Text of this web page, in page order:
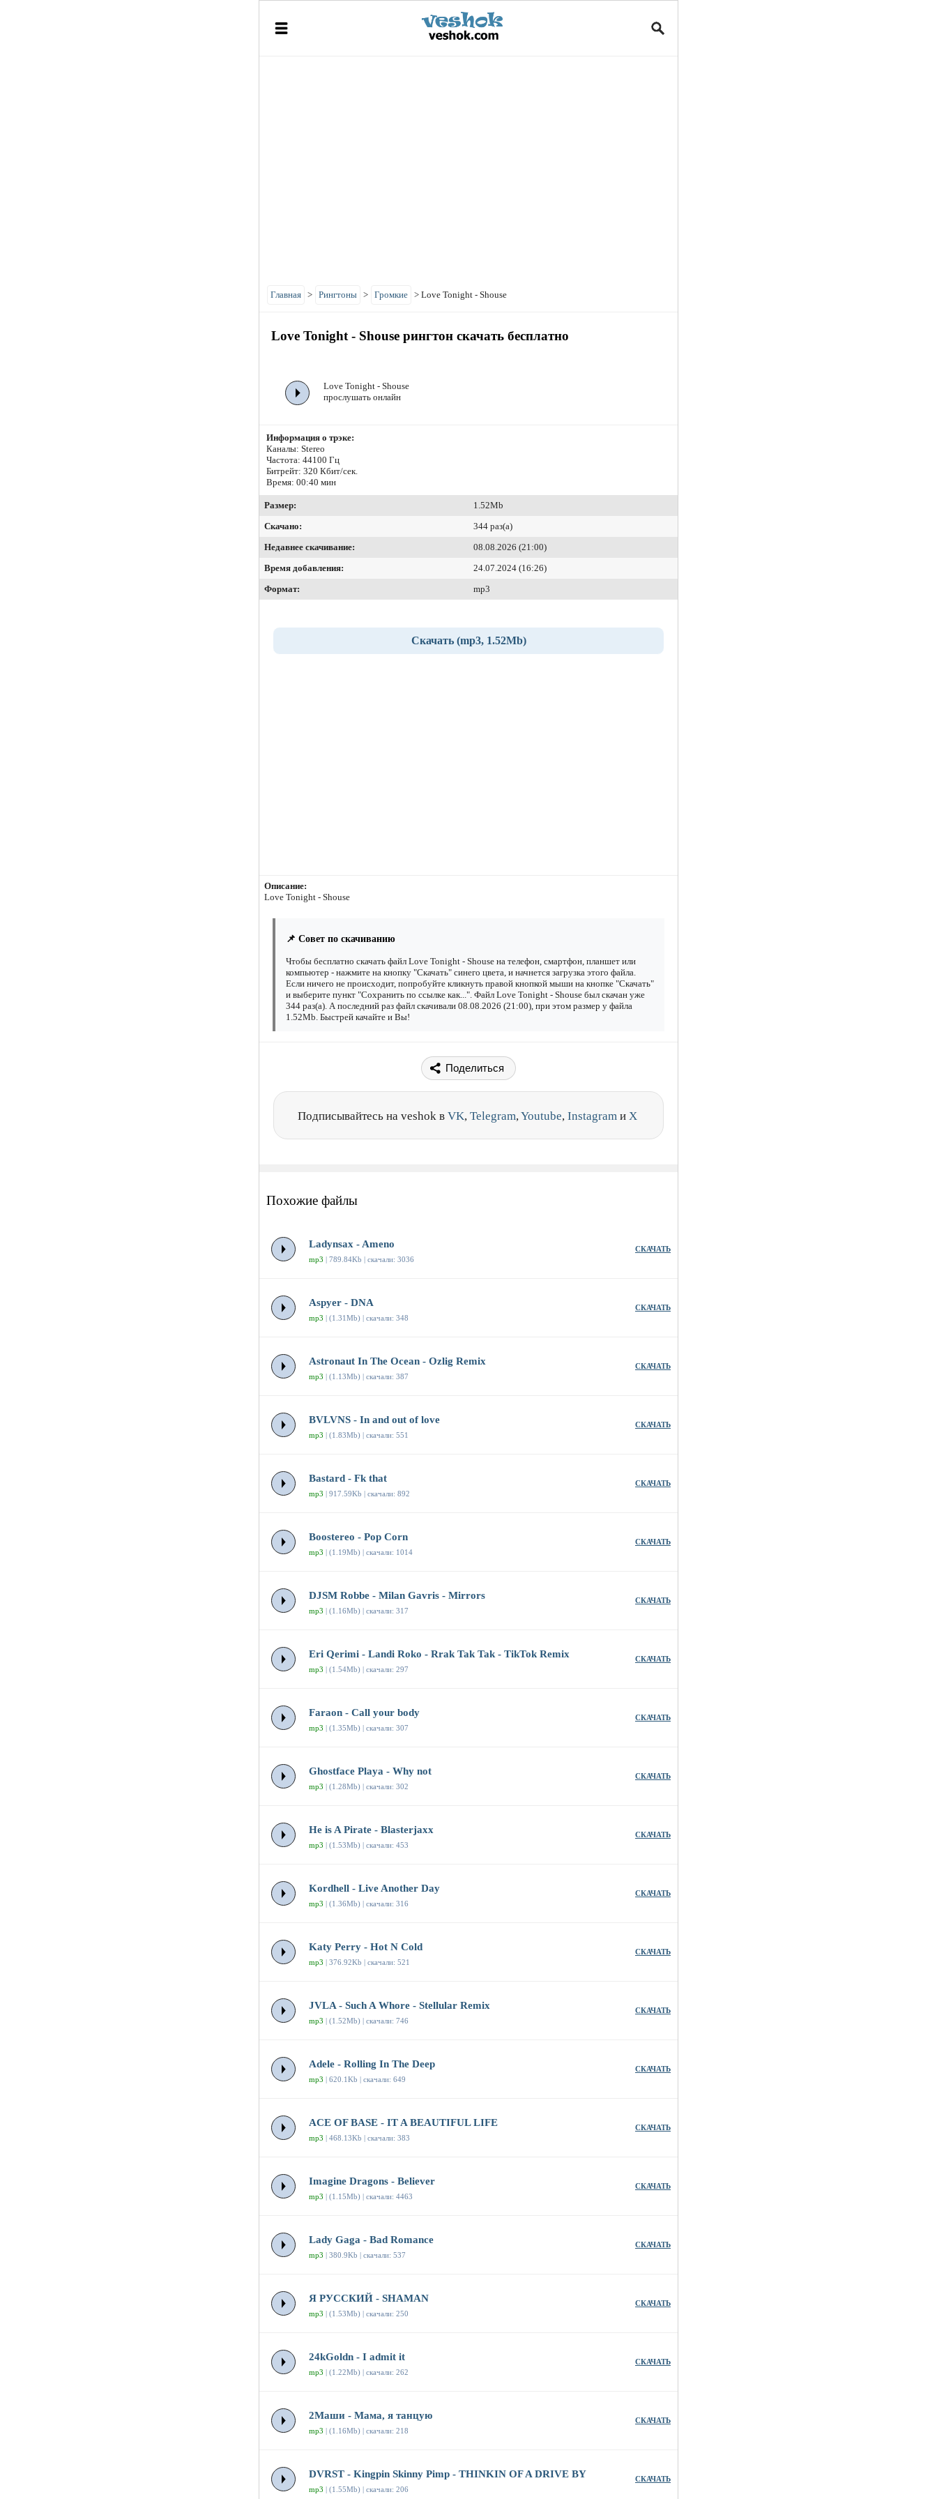
Главная > Рингтоны > Громкие > Love Tonight - Shouse
Love Tonight - Shouse рингтон скачать бесплатно
Love Tonight - Shouse
прослушать онлайн
Информация о трэке:
Каналы: Stereo
Частота: 44100 Гц
Битрейт: 320 Кбит/сек.
Время: 00:40 мин
Размер:
1.52Mb
Скачано:
344 раз(а)
Недавнее скачивание:
08.08.2026 (21:00)
Время добавления:
24.07.2024 (16:26)
Формат:
mp3
Скачать (mp3, 1.52Mb)
Описание:
Love Tonight - Shouse
📌 Совет по скачиванию
Чтобы бесплатно скачать файл Love Tonight - Shouse на телефон, смартфон, планшет или
компьютер - нажмите на кнопку "Скачать" синего цвета, и начнется загрузка этого файла.
Если ничего не происходит, попробуйте кликнуть правой кнопкой мыши на кнопке "Скачать"
и выберите пункт "Сохранить по ссылке как...". Файл Love Tonight - Shouse был скачан уже
344 раз(а). А последний раз файл скачивали 08.08.2026 (21:00), при этом размер у файла
1.52Mb. Быстрей качайте и Вы!
Поделиться
Подписывайтесь на veshok в VK, Telegram,Youtube, Instagram и X
Похожие файлы
Ladynsax - Ameno
mp3 | 789.84Kb | скачали: 3036
СКАЧАТЬ
Aspyer - DNA
mp3 | (1.31Mb) | скачали: 348
СКАЧАТЬ
Astronaut In The Ocean - Ozlig Remix
mp3 | (1.13Mb) | скачали: 387
СКАЧАТЬ
BVLVNS - In and out of love
mp3 | (1.83Mb) | скачали: 551
СКАЧАТЬ
Bastard - Fk that
mp3 | 917.59Kb | скачали: 892
СКАЧАТЬ
Boostereo - Pop Corn
mp3 | (1.19Mb) | скачали: 1014
СКАЧАТЬ
DJSM Robbe - Milan Gavris - Mirrors
mp3 | (1.16Mb) | скачали: 317
СКАЧАТЬ
Eri Qerimi - Landi Roko - Rrak Tak Tak - TikTok Remix
mp3 | (1.54Mb) | скачали: 297
СКАЧАТЬ
Faraon - Call your body
mp3 | (1.35Mb) | скачали: 307
СКАЧАТЬ
Ghostface Playa - Why not
mp3 | (1.28Mb) | скачали: 302
СКАЧАТЬ
He is A Pirate - Blasterjaxx
mp3 | (1.53Mb) | скачали: 453
СКАЧАТЬ
Kordhell - Live Another Day
mp3 | (1.36Mb) | скачали: 316
СКАЧАТЬ
Katy Perry - Hot N Cold
mp3 | 376.92Kb | скачали: 521
СКАЧАТЬ
JVLA - Such A Whore - Stellular Remix
mp3 | (1.52Mb) | скачали: 746
СКАЧАТЬ
Adele - Rolling In The Deep
mp3 | 620.1Kb | скачали: 649
СКАЧАТЬ
ACE OF BASE - IT A BEAUTIFUL LIFE
mp3 | 468.13Kb | скачали: 383
СКАЧАТЬ
Imagine Dragons - Believer
mp3 | (1.15Mb) | скачали: 4463
СКАЧАТЬ
Lady Gaga - Bad Romance
mp3 | 380.9Kb | скачали: 537
СКАЧАТЬ
Я РУССКИЙ - SHAMAN
mp3 | (1.53Mb) | скачали: 250
СКАЧАТЬ
24kGoldn - I admit it
mp3 | (1.22Mb) | скачали: 262
СКАЧАТЬ
2Маши - Мама, я танцую
mp3 | (1.16Mb) | скачали: 218
СКАЧАТЬ
DVRST - Kingpin Skinny Pimp - THINKIN OF A DRIVE BY
mp3 | (1.55Mb) | скачали: 206
СКАЧАТЬ